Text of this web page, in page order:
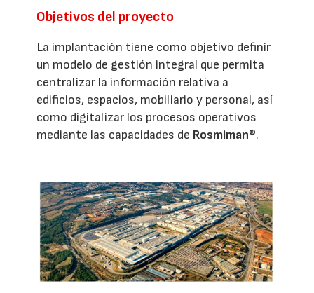
Objetivos del proyecto
La implantación tiene como objetivo definir
un modelo de gestión integral que permita
centralizar la información relativa a
edificios, espacios, mobiliario y personal, así
como digitalizar los procesos operativos
mediante las capacidades de Rosmiman®.